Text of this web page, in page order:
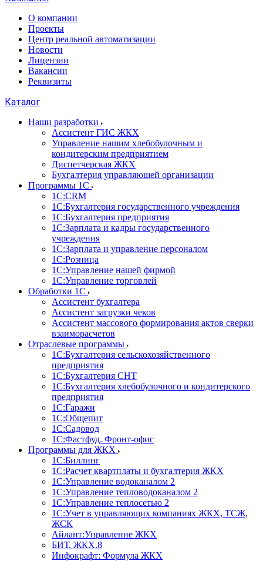
О компании
Проекты
Центр реальной автоматизации
Новости
Лицензии
Вакансии
Реквизиты
Каталог
Наши разработки
Ассистент ГИС ЖКХ
Управление нашим хлебобулочным и
кондитерским предприятием
Диспетчерская ЖКХ
Бухгалтерия управляющей организации
Программы 1С
1С:CRM
1С:Бухгалтерия государственного учреждения
1С:Бухгалтерия предприятия
1С:Зарплата и кадры государственного
учреждения
1С:Зарплата и управление персоналом
1С:Розница
1С:Управление нашей фирмой
1С:Управление торговлей
Обработки 1С
Ассистент бухгалтера
Ассистент загрузки чеков
Ассистент массового формирования актов сверки
взаиморасчетов
Отраслевые программы
1С:Бухгалтерия сельскохозяйственного
предприятия
1С:Бухгалтерия СНТ
1С:Бухгалтерия хлебобулочного и кондитерского
предприятия
1С:Гаражи
1С:Общепит
1С:Садовод
1С:Фастфуд. Фронт-офис
Программы для ЖКХ
1С:Биллинг
1С:Расчет квартплаты и бухгалтерия ЖКХ
1С:Управление водоканалом 2
1С:Управление тепловодоканалом 2
1С:Управление теплосетью 2
1С:Учет в управляющих компаниях ЖКХ, ТСЖ,
ЖСК
Айлант:Управление ЖКХ
БИТ. ЖКХ.8
Инфокрафт: Формула ЖКХ